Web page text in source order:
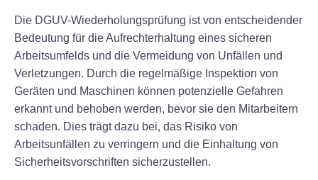
Die DGUV-Wiederholungsprüfung ist von entscheidender
Bedeutung für die Aufrechterhaltung eines sicheren
Arbeitsumfelds und die Vermeidung von Unfällen und
Verletzungen. Durch die regelmäßige Inspektion von
Geräten und Maschinen können potenzielle Gefahren
erkannt und behoben werden, bevor sie den Mitarbeitern
schaden. Dies trägt dazu bei, das Risiko von
Arbeitsunfällen zu verringern und die Einhaltung von
Sicherheitsvorschriften sicherzustellen.